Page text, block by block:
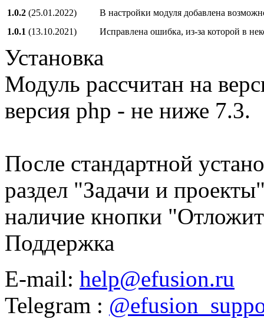
1.0.2 (25.01.2022)
В настройки модуля добавлена
1.0.1 (13.10.2021) Исправлена ошибка, из-за которой в
Установка
Модуль рассчитан на
версия php - не ниже 7.3.
После стандартной
раздел "Задачи и
наличие кнопки
Поддержка
E-mail: help@efusion.ru
Telegram :